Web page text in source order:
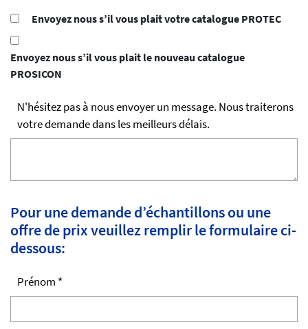
Envoyez nous s’il vous plait votre catalogue PROTEC
Envoyez nous s’il vous plait le nouveau catalogue
PROSICON
N'hésitez pas à nous envoyer un message. Nous traiterons
votre demande dans les meilleurs délais.
Pour une demande d’échantillons ou une
offre de prix veuillez remplir le formulaire ci-
dessous:
Prénom *